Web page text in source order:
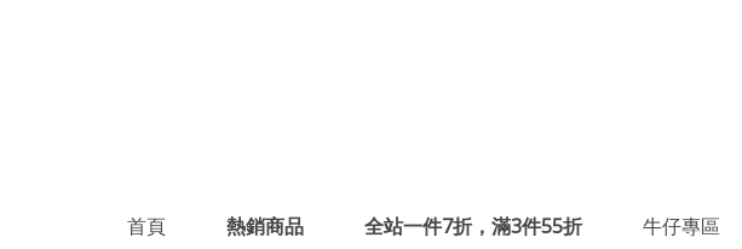
首頁 熱銷商品 全站一件7折，滿3件55折 牛仔專區